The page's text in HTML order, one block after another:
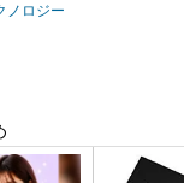
ノロジー